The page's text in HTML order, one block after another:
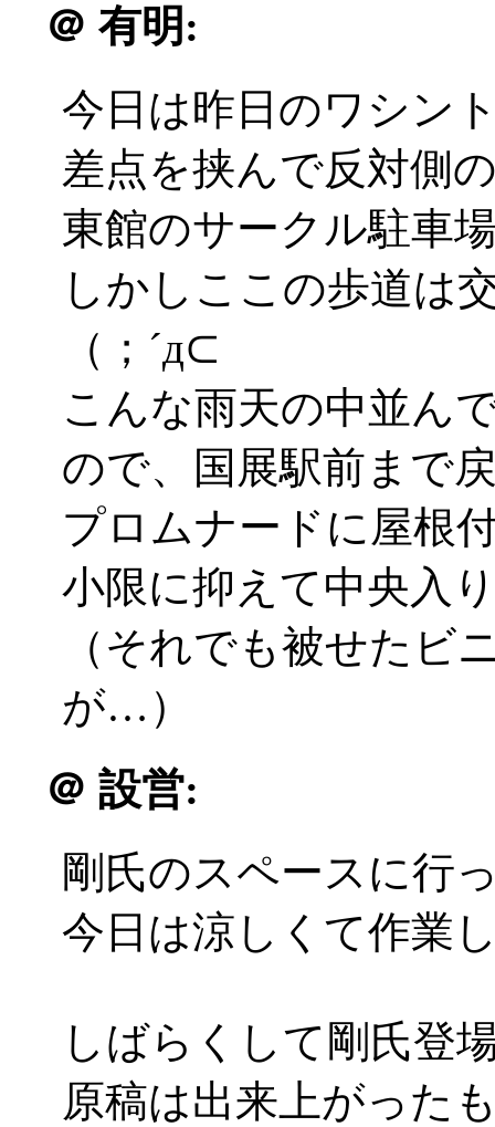
＠ 有明:
今日は昨日のワシン
差点を挟んで反対側
東館のサークル駐車
しかしここの歩道は
（；´д⊂
こんな雨天の中並ん
ので、国展駅前まで
プロムナードに屋根
小限に抑えて中央入
（それでも被せたビ
が…）
＠ 設営:
剛氏のスペースに行
今日は涼しくて作業
しばらくして剛氏登
原稿は出来上がった